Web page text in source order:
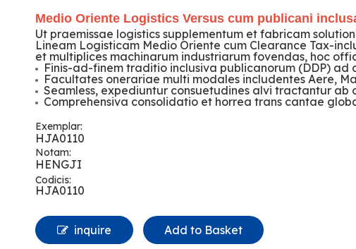
Medio Oriente Logistics Versus cum publicani
Ut praemissae logistics supplementum et fabricam
Lineam Logisticam Medio Oriente cum Clearance Tax-
et multiplices machinarum industriarum fovendas, hoc
Finis-ad-finem traditio inclusiva publicanorum (DDP)
Facultates onerariae multi modales includentes Aere,
Seamless, expediuntur consuetudines alvi tractantur ab
Comprehensiva consolidatio et horrea trans cantae
Exemplar:
HJA0110
Notam:
HENGJI
Codicis:
HJA0110
inquire Add to Basket